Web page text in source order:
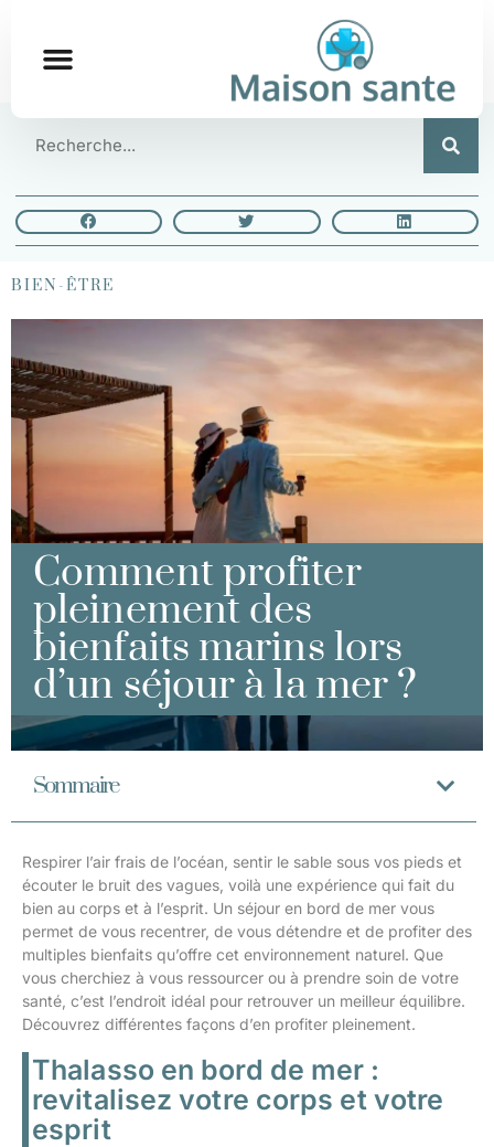
BIEN-ÊTRE
Comment profiter
pleinement des
bienfaits marins lors
d’un séjour à la mer ?
Sommaire
Respirer l’air frais de l’océan, sentir le sable sous vos pieds et
écouter le bruit des vagues, voilà une expérience qui fait du
bien au corps et à l’esprit. Un séjour en bord de mer vous
permet de vous recentrer, de vous détendre et de profiter des
multiples bienfaits qu’offre cet environnement naturel. Que
vous cherchiez à vous ressourcer ou à prendre soin de votre
santé, c’est l’endroit idéal pour retrouver un meilleur équilibre.
Découvrez différentes façons d’en profiter pleinement.
Thalasso en bord de mer :
revitalisez votre corps et votre
esprit